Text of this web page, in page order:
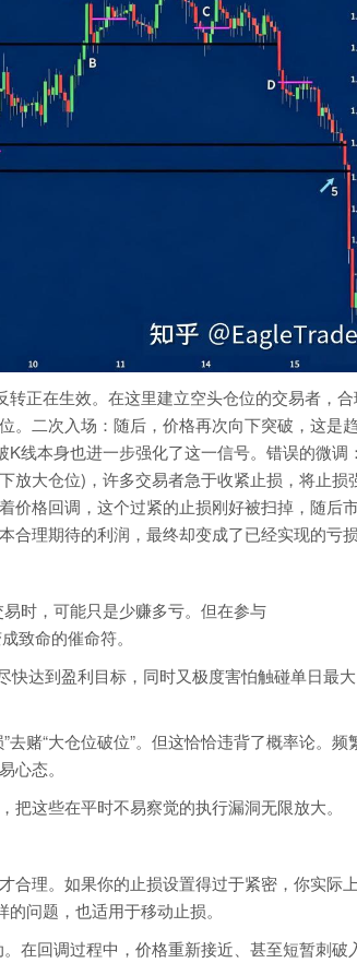
正在生效。在这里建立空头仓位的交易者，
。二次入场：随后，价格再次向下突破，这是
线本身也进一步强化了这一信号。错误的微调
放大仓位)，许多交易者急于收紧止损，将止损
价格回调，这个过紧的止损刚好被扫掉，随后
合理期待的利润，最终却变成了已经实现的亏
时，可能只是少赚多亏。但在参与
致命的催命符。
达到盈利目标，同时又极度害怕触碰单日最
赌“大仓位破位”。但这恰恰违背了概率论。频
心态。
这些在平时不易察觉的执行漏洞无限放大。
合理。如果你的止损设置得过于紧密，你实际
问题，也适用于移动止损。
在回调过程中，价格重新接近、甚至短暂刺破